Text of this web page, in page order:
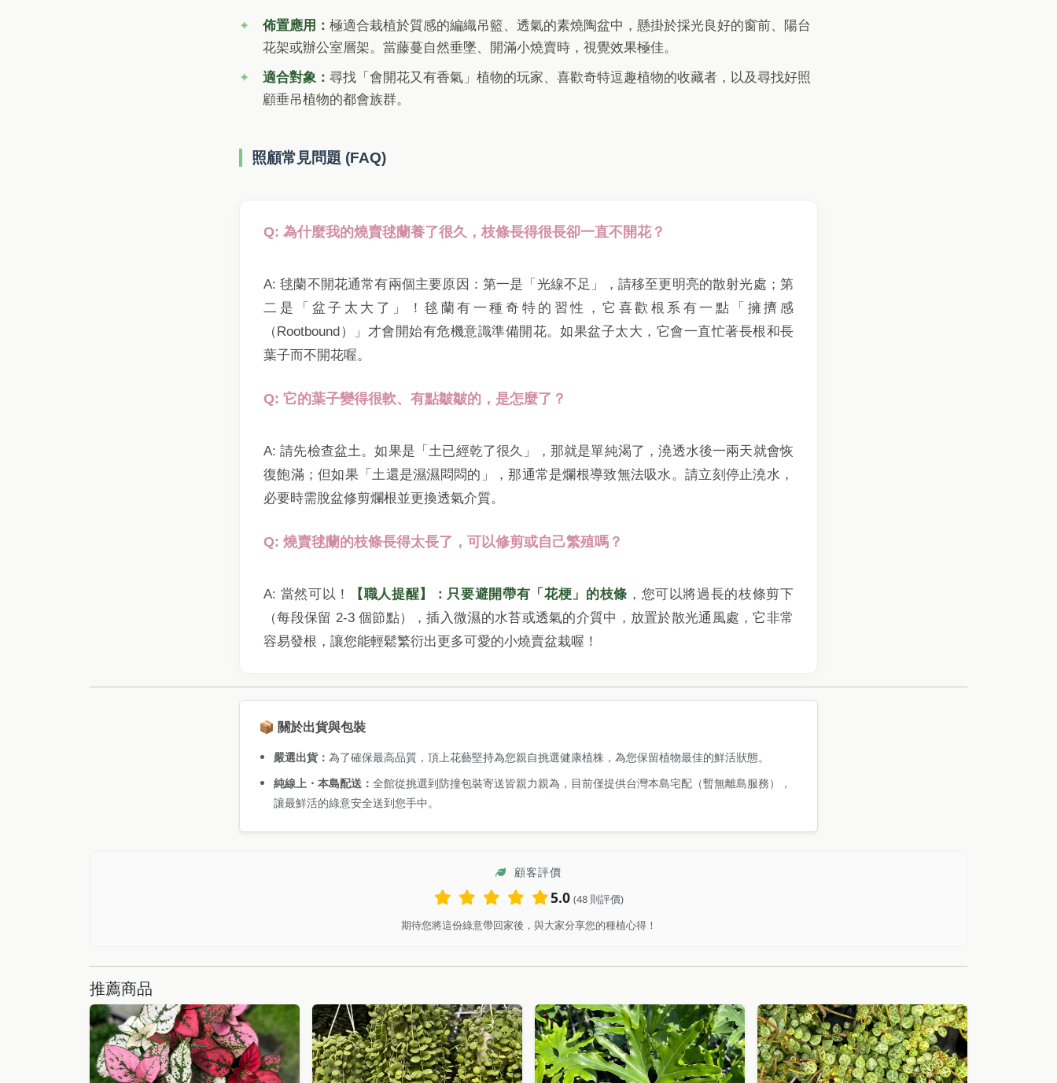
佈置應用：極適合栽植於質感的編織吊籃、透氣的素燒陶盆中，懸掛於採光良好的窗前、陽台
花架或辦公室層架。當藤蔓自然垂墜、開滿小燒賣時，視覺效果極佳。
適合對象：尋找「會開花又有香氣」植物的玩家、喜歡奇特逗趣植物的收藏者，以及尋找好照
顧垂吊植物的都會族群。
照顧常見問題 (FAQ)
Q: 為什麼我的燒賣毬蘭養了很久，枝條長得很長卻一直不開花？
A: 毬蘭不開花通常有兩個主要原因：第一是「光線不足」，請移至更明亮的散射光處；第
二是「盆子太大了」！毬蘭有一種奇特的習性，它喜歡根系有一點「擁擠感
（Rootbound）」才會開始有危機意識準備開花。如果盆子太大，它會一直忙著長根和長
葉子而不開花喔。
Q: 它的葉子變得很軟、有點皺皺的，是怎麼了？
A: 請先檢查盆土。如果是「土已經乾了很久」，那就是單純渴了，澆透水後一兩天就會恢
復飽滿；但如果「土還是濕濕悶悶的」，那通常是爛根導致無法吸水。請立刻停止澆水，
必要時需脫盆修剪爛根並更換透氣介質。
Q: 燒賣毬蘭的枝條長得太長了，可以修剪或自己繁殖嗎？
A: 當然可以！ 【職人提醒】：只要避開帶有「花梗」的枝條 ，您可以將過長的枝條剪下
（每段保留 2-3 個節點），插入微濕的水苔或透氣的介質中，放置於散光通風處，它非常
容易發根，讓您能輕鬆繁衍出更多可愛的小燒賣盆栽喔！
📦 關於出貨與包裝
嚴選出貨：為了確保最高品質，頂上花藝堅持為您親自挑選健康植株，為您保留植物最佳的鮮活狀態。
純線上・本島配送：全館從挑選到防撞包裝寄送皆親力親為，目前僅提供台灣本島宅配（暫無離島服務），
讓最鮮活的綠意安全送到您手中。
顧客評價
5.0 (48 則評價)
期待您將這份綠意帶回家後，與大家分享您的種植心得！
推薦商品